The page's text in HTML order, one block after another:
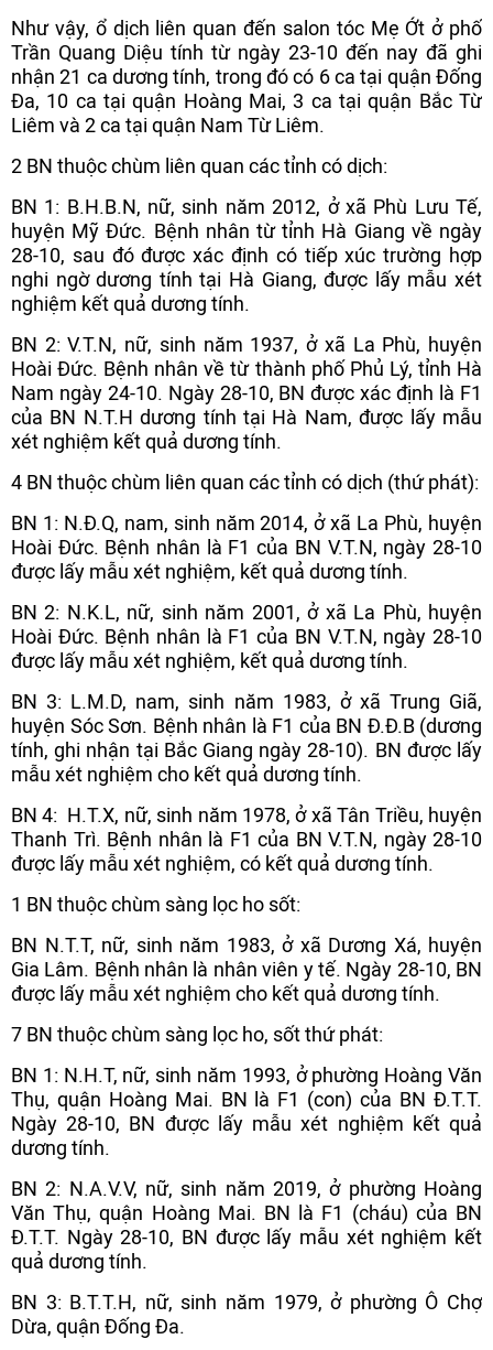
Như vậy, ổ dịch liên quan đến salon tóc Mẹ Ớt ở phố
Trần Quang Diệu tính từ ngày 23-10 đến nay đã ghi
nhận 21 ca dương tính, trong đó có 6 ca tại quận Đống
Đa, 10 ca tại quận Hoàng Mai, 3 ca tại quận Bắc Từ
Liêm và 2 ca tại quận Nam Từ Liêm.
2 BN thuộc chùm liên quan các tỉnh có dịch:
BN 1: B.H.B.N, nữ, sinh năm 2012, ở xã Phù Lưu Tế,
huyện Mỹ Đức. Bệnh nhân từ tỉnh Hà Giang về ngày
28-10, sau đó được xác định có tiếp xúc trường hợp
nghi ngờ dương tính tại Hà Giang, được lấy mẫu xét
nghiệm kết quả dương tính.
BN 2: V.T.N, nữ, sinh năm 1937, ở xã La Phù, huyện
Hoài Đức. Bệnh nhân về từ thành phố Phủ Lý, tỉnh Hà
Nam ngày 24-10. Ngày 28-10, BN được xác định là F1
của BN N.T.H dương tính tại Hà Nam, được lấy mẫu
xét nghiệm kết quả dương tính.
4 BN thuộc chùm liên quan các tỉnh có dịch (thứ phát):
BN 1: N.Đ.Q, nam, sinh năm 2014, ở xã La Phù, huyện
Hoài Đức. Bệnh nhân là F1 của BN V.T.N, ngày 28-10
được lấy mẫu xét nghiệm, kết quả dương tính.
BN 2: N.K.L, nữ, sinh năm 2001, ở xã La Phù, huyện
Hoài Đức. Bệnh nhân là F1 của BN V.T.N, ngày 28-10
được lấy mẫu xét nghiệm, kết quả dương tính.
BN 3: L.M.D, nam, sinh năm 1983, ở xã Trung Giã,
huyện Sóc Sơn. Bệnh nhân là F1 của BN Đ.Đ.B (dương
tính, ghi nhận tại Bắc Giang ngày 28-10). BN được lấy
mẫu xét nghiệm cho kết quả dương tính.
BN 4: H.T.X, nữ, sinh năm 1978, ở xã Tân Triều, huyện
Thanh Trì. Bệnh nhân là F1 của BN V.T.N, ngày 28-10
được lấy mẫu xét nghiệm, có kết quả dương tính.
1 BN thuộc chùm sàng lọc ho sốt:
BN N.T.T, nữ, sinh năm 1983, ở xã Dương Xá, huyện
Gia Lâm. Bệnh nhân là nhân viên y tế. Ngày 28-10, BN
được lấy mẫu xét nghiệm cho kết quả dương tính.
7 BN thuộc chùm sàng lọc ho, sốt thứ phát:
BN 1: N.H.T, nữ, sinh năm 1993, ở phường Hoàng Văn
Thụ, quận Hoàng Mai. BN là F1 (con) của BN Đ.T.T.
Ngày 28-10, BN được lấy mẫu xét nghiệm kết quả
dương tính.
BN 2: N.A.V.V, nữ, sinh năm 2019, ở phường Hoàng
Văn Thụ, quận Hoàng Mai. BN là F1 (cháu) của BN
Đ.T.T. Ngày 28-10, BN được lấy mẫu xét nghiệm kết
quả dương tính.
BN 3: B.T.T.H, nữ, sinh năm 1979, ở phường Ô Chợ
Dừa, quận Đống Đa.